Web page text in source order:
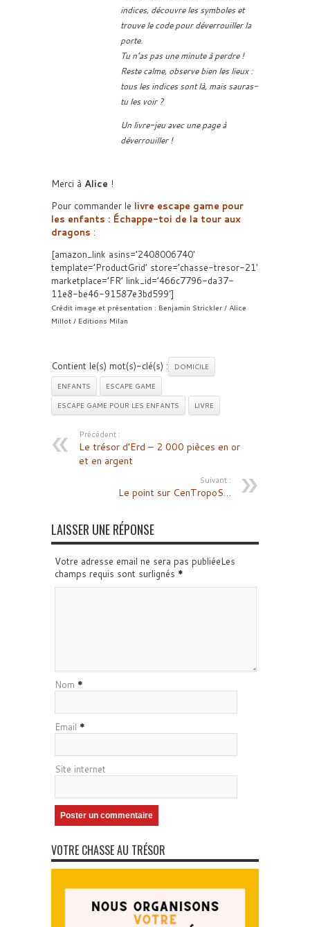
indices, découvre les symboles et
trouve le code pour déverrouiller la
porte.
Tu n’as pas une minute à perdre !
Reste calme, observe bien les lieux :
tous les indices sont là, mais sauras-
tu les voir ?
Un livre-jeu avec une page à
déverrouiller !
Merci à Alice !
Pour commander le livre escape game pour
les enfants : Échappe-toi de la tour aux
dragons :
[amazon_link asins=’2408006740′
template=’ProductGrid’ store=’chasse-tresor-21′
marketplace=’FR’ link_id=’466c7796-da37-
11e8-be46-91587e3bd599′]
Crédit image et présentation : Benjamin Strickler / Alice
Millot / Editions Milan
Contient le(s) mot(s)-clé(s) :
DOMICILE
ENFANTS
ESCAPE GAME
ESCAPE GAME POUR LES ENFANTS
LIVRE
Précédent :
Le trésor d’Erd – 2 000 pièces en or
et en argent
Suivant :
Le point sur CenTropoS…
LAISSER UNE RÉPONSE
Votre adresse email ne sera pas publiéeLes
champs requis sont surlignés *
Nom *
Email *
Site internet
VOTRE CHASSE AU TRÉSOR